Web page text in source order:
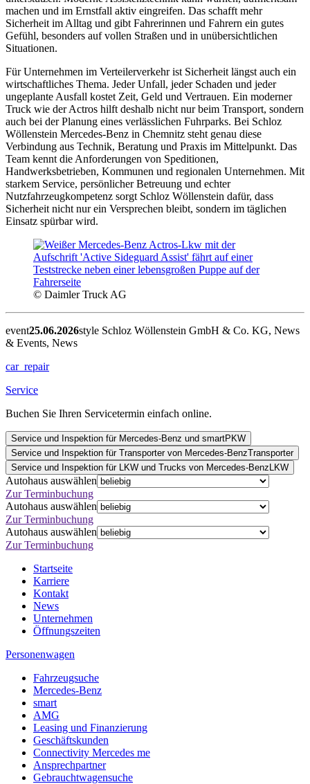
machen und im Ernstfall aktiv eingreifen. Das schafft mehr
Sicherheit im Alltag und gibt Fahrerinnen und Fahrern ein gutes
Gefühl, besonders auf vollen Straßen und in unübersichtlichen
Situationen.
Für Unternehmen im Verteilerverkehr ist Sicherheit längst auch ein
wirtschaftliches Thema. Jeder Unfall, jeder Schaden und jeder
ungeplante Ausfall kostet Zeit, Geld und Vertrauen. Ein moderner
Truck wie der Actros hilft deshalb nicht nur beim Transport, sondern
auch bei der Planung eines verlässlichen Fuhrparks. Bei Schloz
Wöllenstein Mercedes-Benz in Chemnitz steht genau diese
Verbindung aus Technik, Beratung und Praxis im Mittelpunkt. Das
Team kennt die Anforderungen von Speditionen,
Handwerksbetrieben, Kommunen und regionalen Unternehmen. Mit
starkem Service, persönlicher Betreuung und echter
Nutzfahrzeugkompetenz sorgt Schloz Wöllenstein dafür, dass
Sicherheit nicht nur ein Versprechen bleibt, sondern im täglichen
Einsatz spürbar wird.
© Daimler Truck AG
event25.06.2026style Schloz Wöllenstein GmbH & Co. KG, News
& Events, News
car_repair
Service
Buchen Sie Ihren Servicetermin einfach online.
Service und Inspektion für Mercedes-Benz und smartPKW
Service und Inspektion für Transporter von Mercedes-BenzTransporter
Service und Inspektion für LKW und Trucks von Mercedes-Benz LKW
Autohaus auswählen
Zur Terminbuchung
Autohaus auswählen
Zur Terminbuchung
Autohaus auswählen
Zur Terminbuchung
Startseite
Karriere
Kontakt
News
Unternehmen
Öffnungszeiten
Personenwagen
Fahrzeugsuche
Mercedes-Benz
smart
AMG
Leasing und Finanzierung
Geschäftskunden
Connectivity Mercedes me
Ansprechpartner
Gebrauchtwagensuche